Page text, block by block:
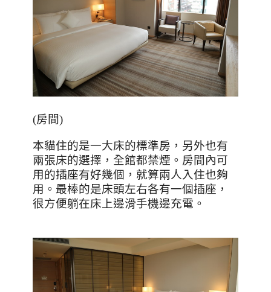
(房間)
本貓住的是一大床的標準房，另外也有
兩張床的選擇，全館都禁煙。房間內可
用的插座有好幾個，就算兩人入住也夠
用。最棒的是床頭左右各有一個插座，
很方便躺在床上邊滑手機邊充電。